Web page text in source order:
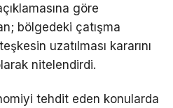
göre
bölgedeki çatışma
uzatılması kararını
nitelendirdi.
tehdit eden konularda